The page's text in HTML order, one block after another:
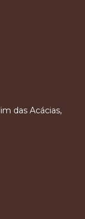
das Acácias,